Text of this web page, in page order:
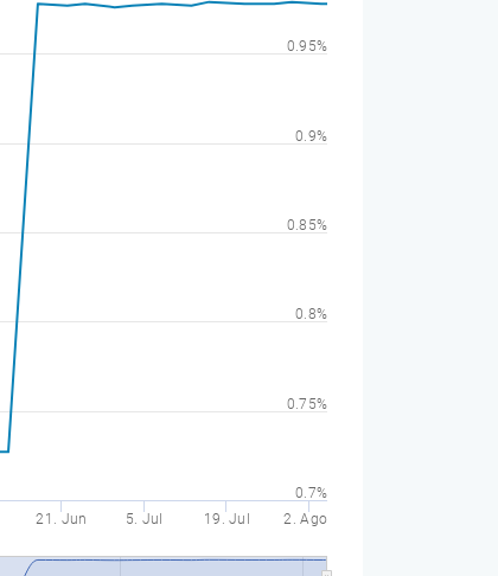
21. Jun 5. Jul 19. Jul 2. Ago
0.7%
0.75%
0.8%
0.85%
0.9%
0.95%